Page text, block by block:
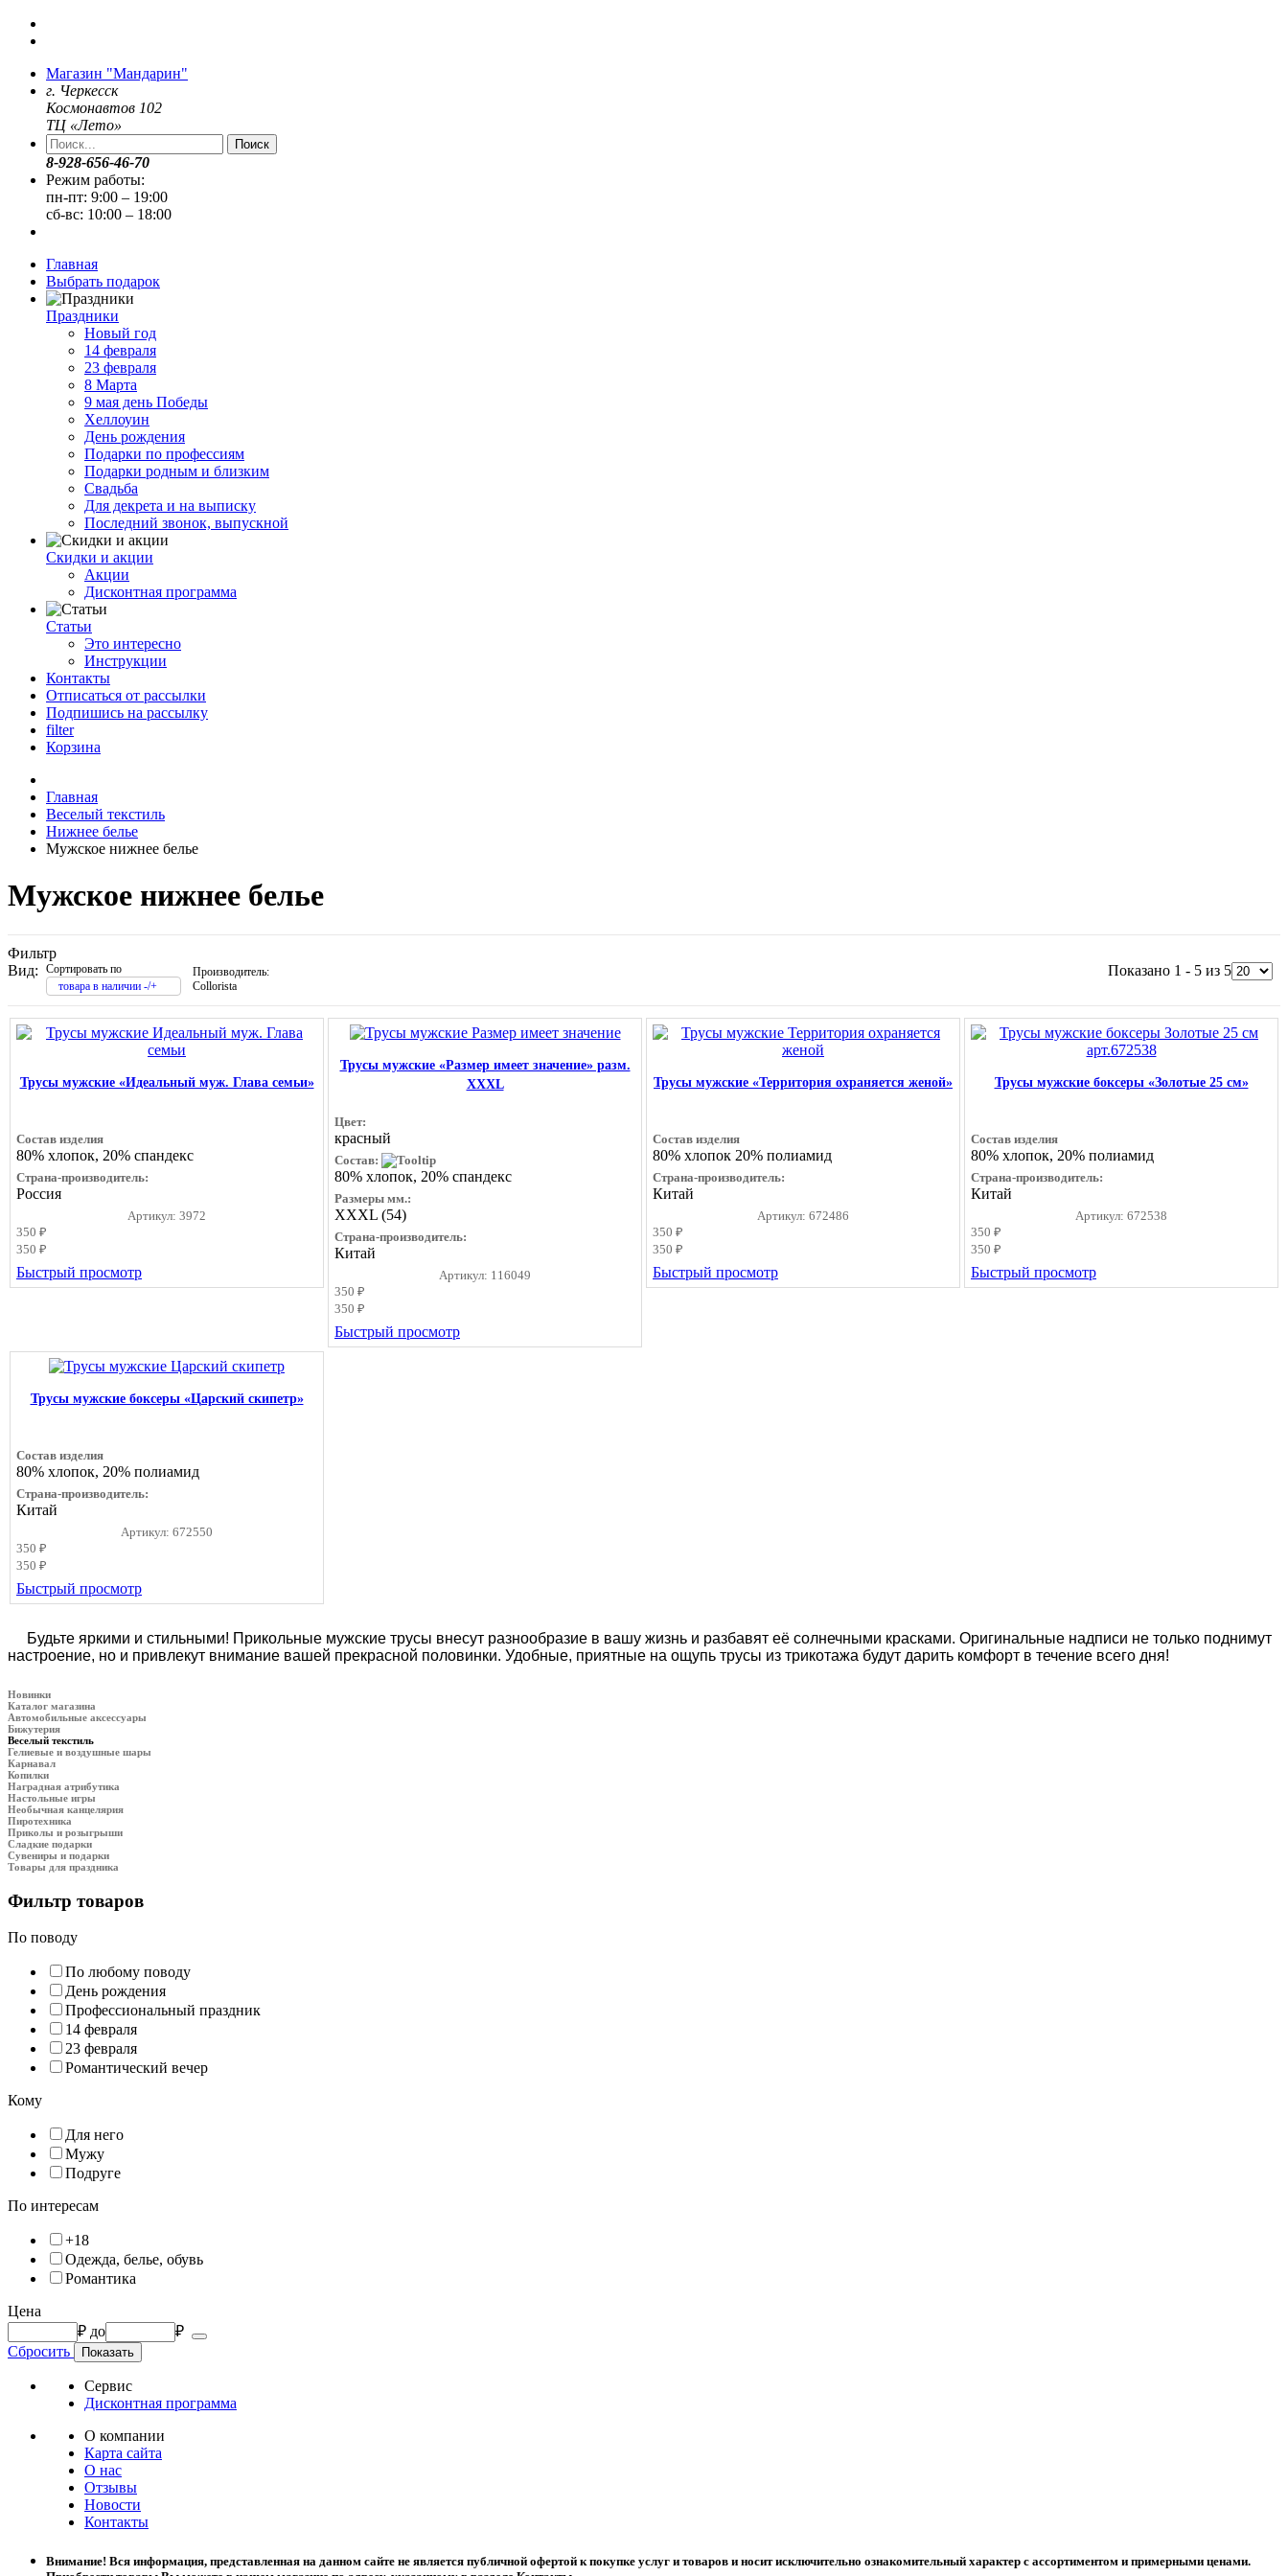
Магазин "Мандарин"
г. Черкесск
Космонавтов 102
ТЦ «Лето»
Поиск
8-928-656-46-70
Режим работы:
пн-пт: 9:00 – 19:00
сб-вс: 10:00 – 18:00
Главная
Выбрать подарок
Праздники
Новый год
14 февраля
23 февраля
8 Марта
9 мая день Победы
Хеллоуин
День рождения
Подарки по профессиям
Подарки родным и близким
Свадьба
Для декрета и на выписку
Последний звонок, выпускной
Скидки и акции
Акции
Дисконтная программа
Статьи
Это интересно
Инструкции
Контакты
Отписаться от рассылки
Подпишись на рассылку
filter
Корзина
Главная
Веселый текстиль
Нижнее белье
Мужское нижнее белье
Мужское нижнее белье
Фильтр
Вид:
Сортировать по
товара в наличии -/+
Производитель:
Collorista
Показано 1 - 5 из 5
Трусы мужские «Идеальный муж. Глава семьи»
Состав изделия
80% хлопок, 20% спандекс
Страна-производитель:
Россия
Артикул: 3972
350 ₽
350 ₽
Быстрый просмотр
Трусы мужские «Размер имеет значение» разм.
XXXL
Цвет:
красный
Состав:
80% хлопок, 20% спандекс
Размеры мм.:
XXXL (54)
Страна-производитель:
Китай
Артикул: 116049
350 ₽
350 ₽
Быстрый просмотр
Трусы мужские «Территория охраняется женой»
Состав изделия
80% хлопок 20% полиамид
Страна-производитель:
Китай
Артикул: 672486
350 ₽
350 ₽
Быстрый просмотр
Трусы мужские боксеры «Золотые 25 см»
Состав изделия
80% хлопок, 20% полиамид
Страна-производитель:
Китай
Артикул: 672538
350 ₽
350 ₽
Быстрый просмотр
Трусы мужские боксеры «Царский скипетр»
Состав изделия
80% хлопок, 20% полиамид
Страна-производитель:
Китай
Артикул: 672550
350 ₽
350 ₽
Быстрый просмотр
Будьте яркими и стильными! Прикольные мужские трусы внесут разнообразие в вашу жизнь и разбавят её солнечными красками. Оригинальные надписи не только поднимут
настроение, но и привлекут внимание вашей прекрасной половинки. Удобные, приятные на ощупь трусы из трикотажа будут дарить комфорт в течение всего дня!
Новинки
Каталог магазина
Автомобильные аксессуары
Бижутерия
Веселый текстиль
Гелиевые и воздушные шары
Карнавал
Копилки
Наградная атрибутика
Настольные игры
Необычная канцелярия
Пиротехника
Приколы и розыгрыши
Сладкие подарки
Сувениры и подарки
Товары для праздника
Фильтр товаров
По поводу
По любому поводу
День рождения
Профессиональный праздник
14 февраля
23 февраля
Романтический вечер
Кому
Для него
Мужу
Подруге
По интересам
+18
Одежда, белье, обувь
Романтика
Цена
₽ до
₽
Сбросить
Сервис
Дисконтная программа
О компании
Карта сайта
О нас
Отзывы
Новости
Контакты
Внимание! Вся информация, представленная на данном сайте не является публичной офертой к покупке услуг и товаров и носит исключительно ознакомительный характер с ассортиментом и примерными ценами.